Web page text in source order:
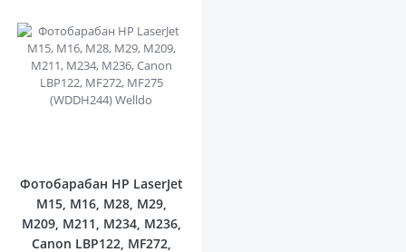
Фотобарабан HP LaserJet
M15, M16, M28, M29,
M209, M211, M234, M236,
Canon LBP122, MF272,